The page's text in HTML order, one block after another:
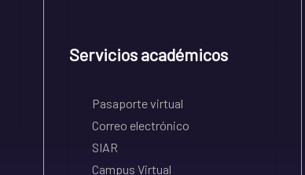
Servicios académicos
Pasaporte virtual
Correo electrónico
SIAR
Campus Virtual